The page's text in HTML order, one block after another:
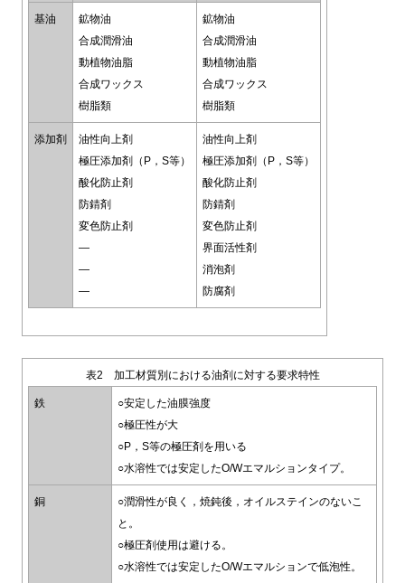
基油
鉱物油
合成潤滑油
動植物油脂
合成ワックス
樹脂類
鉱物油
合成潤滑油
動植物油脂
合成ワックス
樹脂類
添加剤
油性向上剤
極圧添加剤（P，S等）
酸化防止剤
防錆剤
変色防止剤
―
―
―
油性向上剤
極圧添加剤（P，S等）
酸化防止剤
防錆剤
変色防止剤
界面活性剤
消泡剤
防腐剤
表2 加工材質別における油剤に対する要求特性
鉄
○安定した油膜強度
○極圧性が大
○P，S等の極圧剤を用いる
○水溶性では安定したO/Wエマルションタイプ。
銅
○潤滑性が良く，焼鈍後，オイルステインのないこ
と。
○極圧剤使用は避ける。
○水溶性では安定したO/Wエマルションで低泡性。